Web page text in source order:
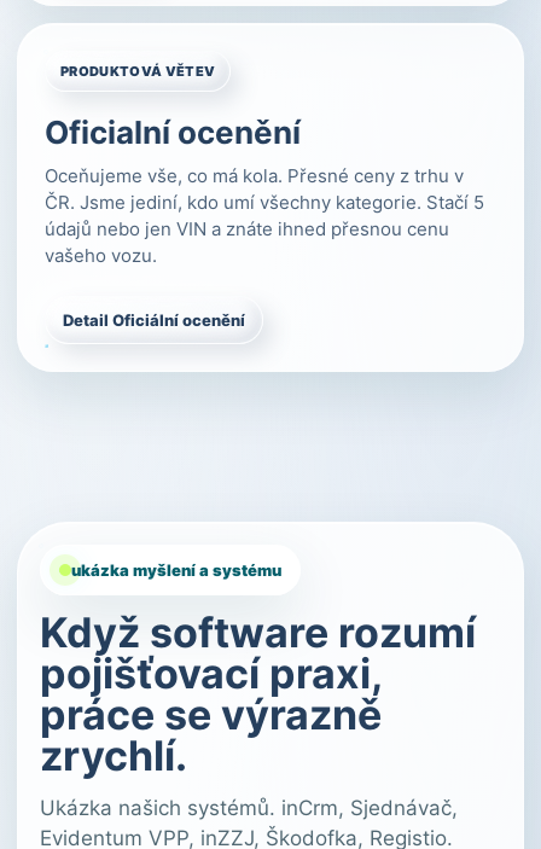
PRODUKTOVÁ VĚTEV
Oficialní ocenění
Oceňujeme vše, co má kola. Přesné ceny z trhu v
ČR. Jsme jediní, kdo umí všechny kategorie. Stačí 5
údajů nebo jen VIN a znáte ihned přesnou cenu
vašeho vozu.
Detail Oficiální ocenění
ukázka myšlení a systému
Když software rozumí
pojišťovací praxi,
práce se výrazně
zrychlí.
Ukázka našich systémů. inCrm, Sjednávač,
Evidentum VPP, inZZJ, Škodofka, Registio.